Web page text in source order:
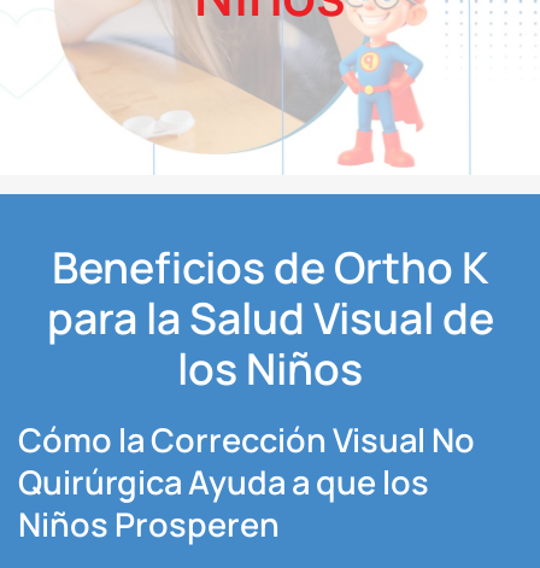
Beneficios de Ortho K
para la Salud Visual de
los Niños
Cómo la Corrección Visual No
Quirúrgica Ayuda a que los
Niños Prosperen